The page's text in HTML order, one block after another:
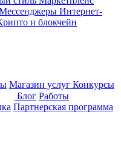
Интернет-
и блокчейн
Магазин услуг Конкурсы
Блог Работы
Партнерская программа